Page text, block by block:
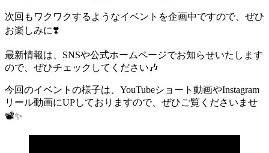
次回もワクワクするようなイベントを企画中ですので、ぜひ
お楽しみに❣️
最新情報は、SNSや公式ホームページでお知らせいたします
ので、ぜひチェックしてください🎶
今回のイベントの様子は、YouTubeショート動画やInstagram
リール動画にUPしておりますので、ぜひご覧くださいませ
📽️✨